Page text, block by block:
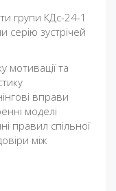
групи КДс-24-1
серію зустрічей
мотивації та
вправи
моделі
правил спільної
між